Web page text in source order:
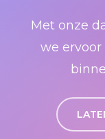
Met onze
we